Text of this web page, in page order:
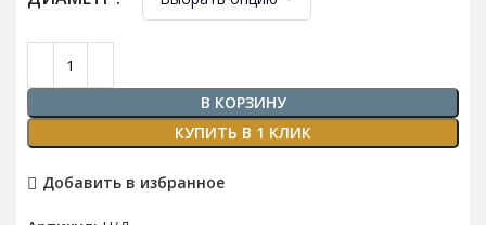
В КОРЗИНУ
КУПИТЬ В 1 КЛИК
Добавить в избранное